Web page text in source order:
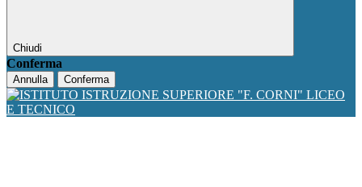
Chiudi
Conferma
Annulla Conferma